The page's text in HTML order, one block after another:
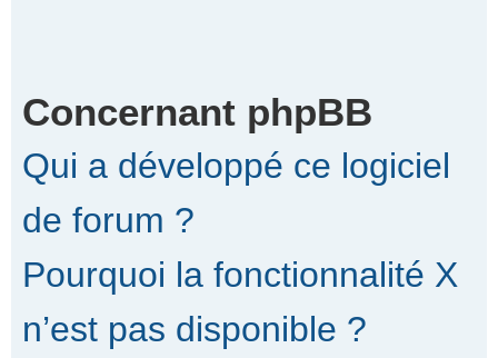
Concernant phpBB
Qui a développé ce logiciel
de forum ?
Pourquoi la fonctionnalité X
n’est pas disponible ?